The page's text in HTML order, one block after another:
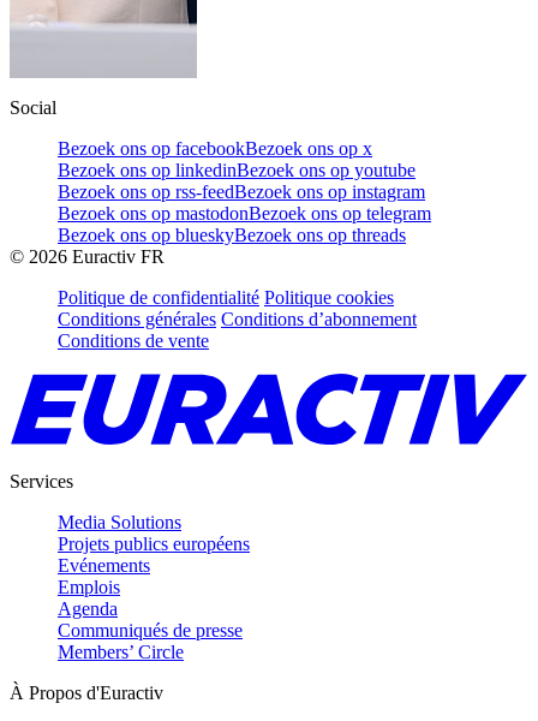
Social
Bezoek ons op facebookBezoek ons op x
Bezoek ons op linkedinBezoek ons op youtube
Bezoek ons op rss-feedBezoek ons op instagram
Bezoek ons op mastodonBezoek ons op telegram
Bezoek ons op blueskyBezoek ons op threads
© 2026 Euractiv FR
Politique de confidentialité Politique cookies
Conditions générales Conditions d’abonnement
Conditions de vente
Services
Media Solutions
Projets publics européens
Evénements
Emplois
Agenda
Communiqués de presse
Members’ Circle
À Propos d'Euractiv